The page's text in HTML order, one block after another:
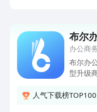
象属性
语音朗
表格 -
表等模
入法输
域后快
布尔
办公商
布尔办
型升级
人气下载榜